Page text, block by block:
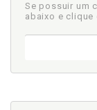
Se possuir um
abaixo e clique